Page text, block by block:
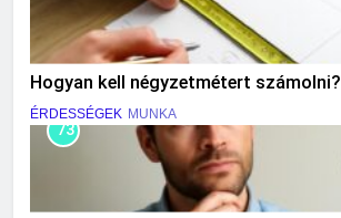
Hogyan kell négyzetmétert számolni?
ÉRDESSÉGEK MUNKA
73